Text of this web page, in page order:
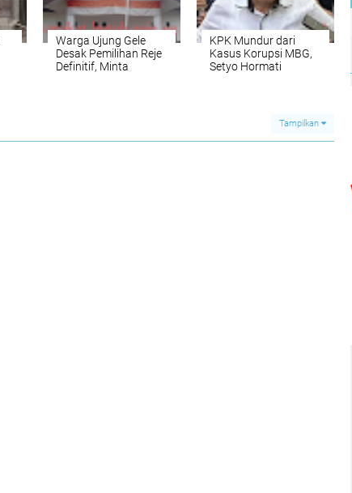
Warga Ujung Gele
Desak Pemilihan Reje
Definitif, Minta
KPK Mundur dari
Kasus Korupsi MBG,
Setyo Hormati
Tampilkan